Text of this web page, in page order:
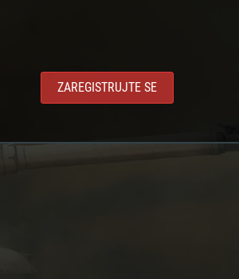
ZAREGISTRUJTE SE